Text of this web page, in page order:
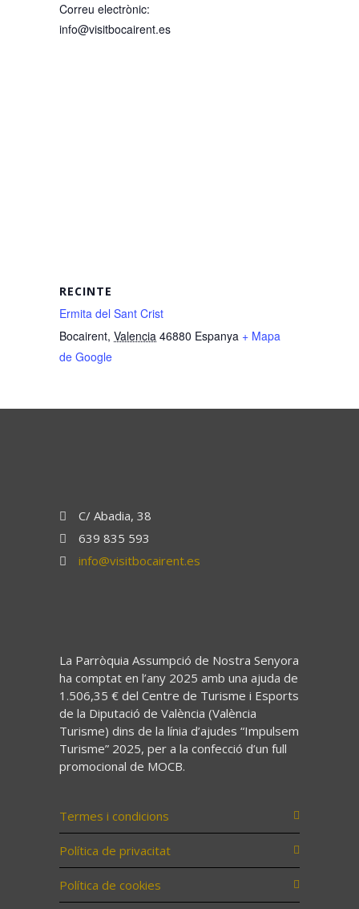
Correu electrònic:
info@visitbocairent.es
RECINTE
Ermita del Sant Crist
Bocairent, Valencia 46880 Espanya + Mapa
de Google
C/ Abadia, 38
639 835 593
info@visitbocairent.es
La Parròquia Assumpció de Nostra Senyora
ha comptat en l’any 2025 amb una ajuda de
1.506,35 € del Centre de Turisme i Esports
de la Diputació de València (València
Turisme) dins de la línia d’ajudes “Impulsem
Turisme” 2025, per a la confecció d’un full
promocional de MOCB.
Termes i condicions
Política de privacitat
Política de cookies